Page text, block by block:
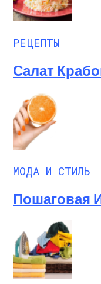
РЕЦЕПТЫ
Салат
МОДА И СТИЛЬ
Пошаговая